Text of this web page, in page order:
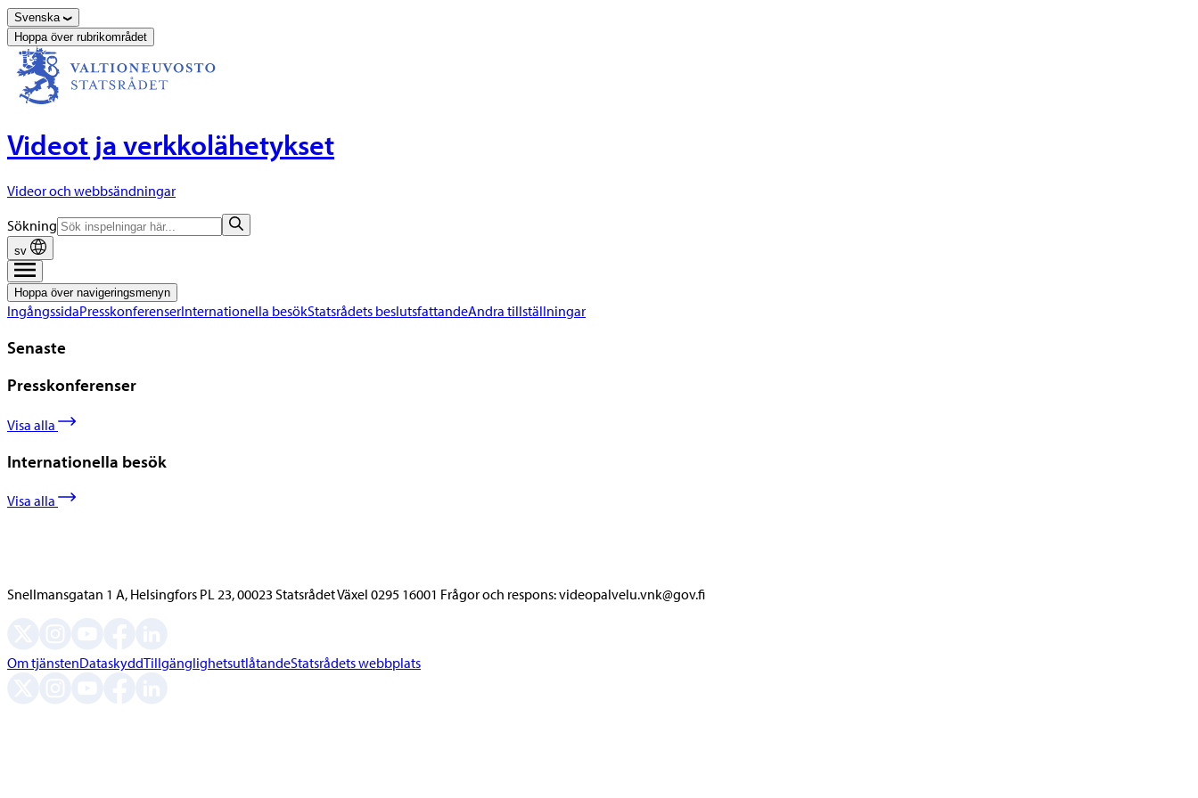
Svenska
Hoppa över rubrikområdet
Videot ja verkkolähetykset
Videor och webbsändningar
Sökning
sv
Hoppa över navigeringsmenyn
IngångssidaPresskonferenserInternationella besökStatsrådets beslutsfattandeAndra tillställningar
Senaste
Presskonferenser
Visa alla
Internationella besök
Visa alla
Snellmansgatan 1 A, Helsingfors PL 23, 00023 Statsrådet Växel 0295 16001 Frågor och respons: videopalvelu.vnk@gov.fi
Om tjänstenDataskyddTillgänglighetsutlåtandeStatsrådets webbplats